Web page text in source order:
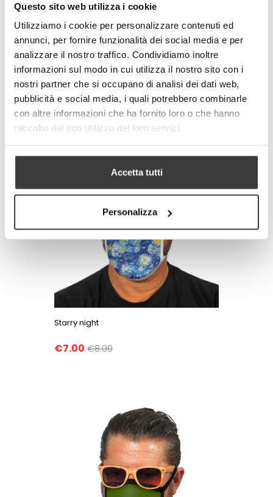
Questo sito web utilizza i cookie
Utilizziamo i cookie per personalizzare contenuti ed
annunci, per fornire funzionalità dei social media e per
analizzare il nostro traffico. Condividiamo inoltre
informazioni sul modo in cui utilizza il nostro sito con i
nostri partner che si occupano di analisi dei dati web,
pubblicità e social media, i quali potrebbero combinarle
con altre informazioni che ha fornito loro o che hanno
raccolto dal suo utilizzo dei loro servizi.
Accetta tutti
Personalizza
Blue Eyes
€7.00 €8.00
Starry night
€7.00 €8.00